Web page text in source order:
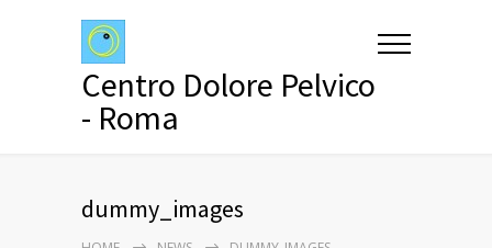
Centro Dolore Pelvico
- Roma
dummy_images